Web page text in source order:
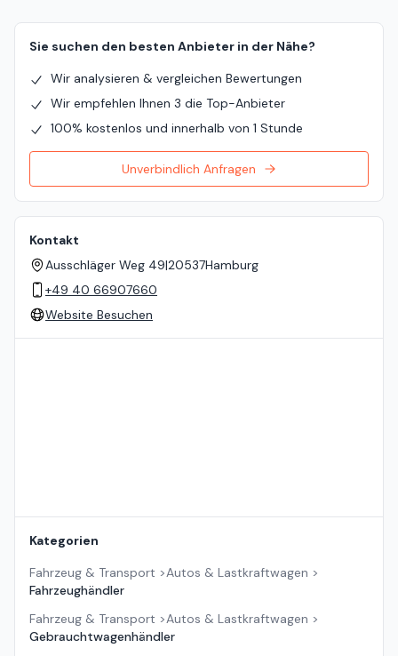
Sie suchen den besten Anbieter in der Nähe?
Wir analysieren & vergleichen Bewertungen
Wir empfehlen Ihnen 3 die Top-Anbieter
100% kostenlos und innerhalb von 1 Stunde
Unverbindlich Anfragen
Kontakt
Ausschläger Weg 49|20537Hamburg
+49 40 66907660
Website Besuchen
Kategorien
Fahrzeug & Transport >Autos & Lastkraftwagen >
Fahrzeughändler
Fahrzeug & Transport >Autos & Lastkraftwagen >
Gebrauchtwagenhändler